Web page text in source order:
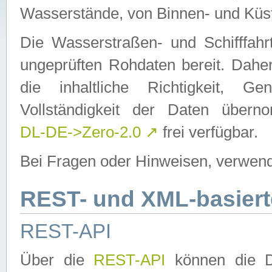
Wasserstände, von Binnen- und
Die Wasserstraßen- und
ungeprüften Rohdaten bereit.
die inhaltliche Richtigkeit,
Vollständigkeit der Daten
DL-DE->Zero-2.0 ↗ frei verfügbar.
Bei Fragen oder Hinweisen,
REST- und XML-
REST-API
Über die REST-API können die